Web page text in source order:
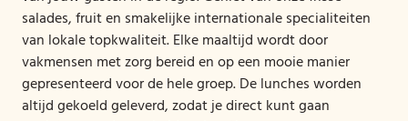
salades, fruit en smakelijke internationale specialiteiten
van lokale topkwaliteit. Elke maaltijd wordt door
vakmensen met zorg bereid en op een mooie manier
gepresenteerd voor de hele groep. De lunches worden
altijd gekoeld geleverd, zodat je direct kunt gaan